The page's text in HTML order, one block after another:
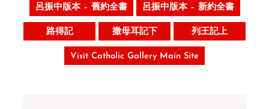
呂振中版本 – 舊約全書 呂振中版本 – 新約全書
路得記 撒母耳記下 列王記上
Visit Catholic Gallery Main Site